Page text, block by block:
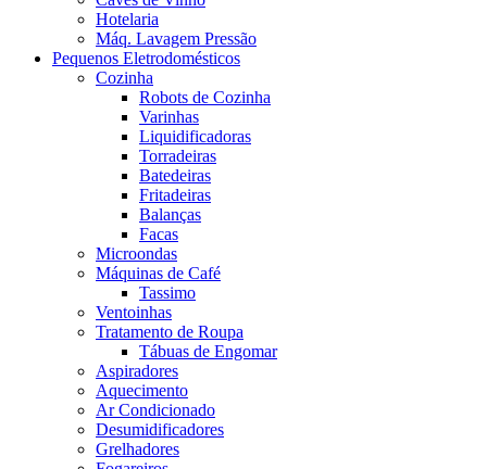
Hotelaria
Máq. Lavagem Pressão
Pequenos Eletrodomésticos
Cozinha
Robots de Cozinha
Varinhas
Liquidificadoras
Torradeiras
Batedeiras
Fritadeiras
Balanças
Facas
Microondas
Máquinas de Café
Tassimo
Ventoinhas
Tratamento de Roupa
Tábuas de Engomar
Aspiradores
Aquecimento
Ar Condicionado
Desumidificadores
Grelhadores